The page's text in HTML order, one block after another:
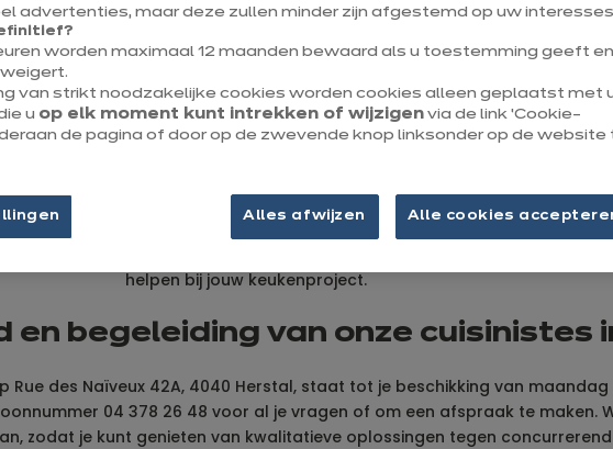
Tot 1/4 van je keulen​
cadeau
Luik voor alle maatwerk keukenoplossingen. Of je nu in Herstal, Luik of
helpen bij jouw keukenproject.
en begeleiding van onze cuisinistes
Rue des Naïveux 42A, 4040 Herstal, staat tot je beschikking van
04 378 26 48 voor al je vragen of om een afspraak te maken.
zodat je kunt genieten van kwalitatieve oplossingen tegen
advertenties, maar deze zullen minder zijn afgestemd op uw
worden maximaal 12 maanden bewaard als u toestemming geeft
van strikt noodzakelijke cookies worden cookies alleen geplaatst met
u op elk moment kunt intrekken of wijzigen via de link ‘Cookie-
de pagina of door op de zwevende knop linksonder op de website
Alles afwijzen Alle cookies